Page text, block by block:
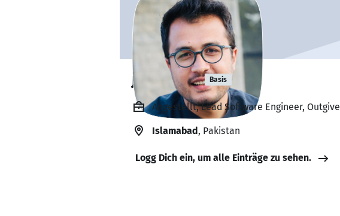
jawad ali Basis
Angestellt, Lead Software Engineer, Outgive
Islamabad, Pakistan
Logg Dich ein, um alle Einträge zu sehen.